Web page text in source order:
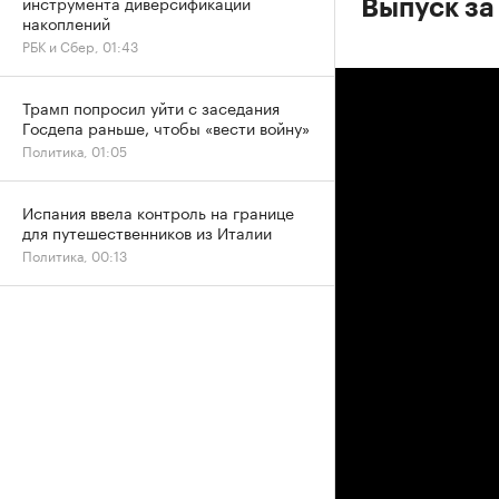
Выпуск
накоплений
РБК и Сбер, 01:43
Трамп попросил уйти с заседания
Госдепа раньше, чтобы «вести войну»
Политика, 01:05
Испания ввела контроль на границе
для путешественников из Италии
Политика, 00:13